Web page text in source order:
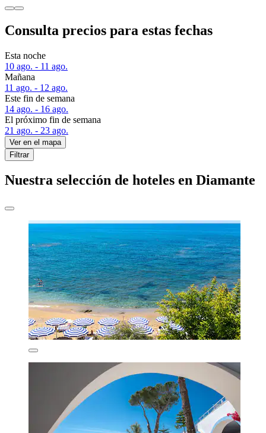
Consulta precios para estas fechas
Esta noche
10 ago. - 11 ago.
Mañana
11 ago. - 12 ago.
Este fin de semana
14 ago. - 16 ago.
El próximo fin de semana
21 ago. - 23 ago.
Ver en el mapa
Filtrar
Nuestra selección de hoteles en Diamante